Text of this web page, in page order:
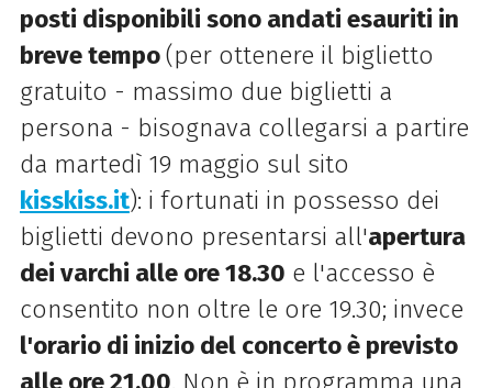
posti disponibili sono andati esauriti in
breve tempo(per ottenere il biglietto
gratuito - massimo due biglietti a
persona - bisognava collegarsi a partire
da martedì 19 maggio sul sito
kisskiss.it): i fortunati in possesso dei
biglietti devono presentarsi all'apertura
dei varchi alle ore 18.30 e l'accesso è
consentito non oltre le ore 19.30; invece
l'orario di inizio del concerto è previsto